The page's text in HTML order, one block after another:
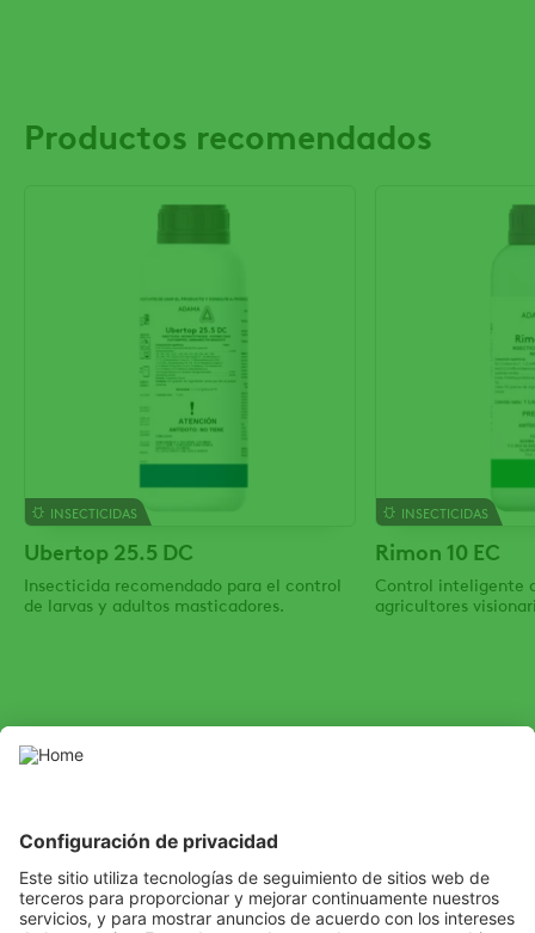
Productos recomendados
INSECTICIDAS
Ubertop 25.5 DC
Insecticida recomendado para el control
de larvas y adultos masticadores.
INSECTICIDAS
Rimon 10 EC
Control inteligente
agricultores
Youtube
Channel